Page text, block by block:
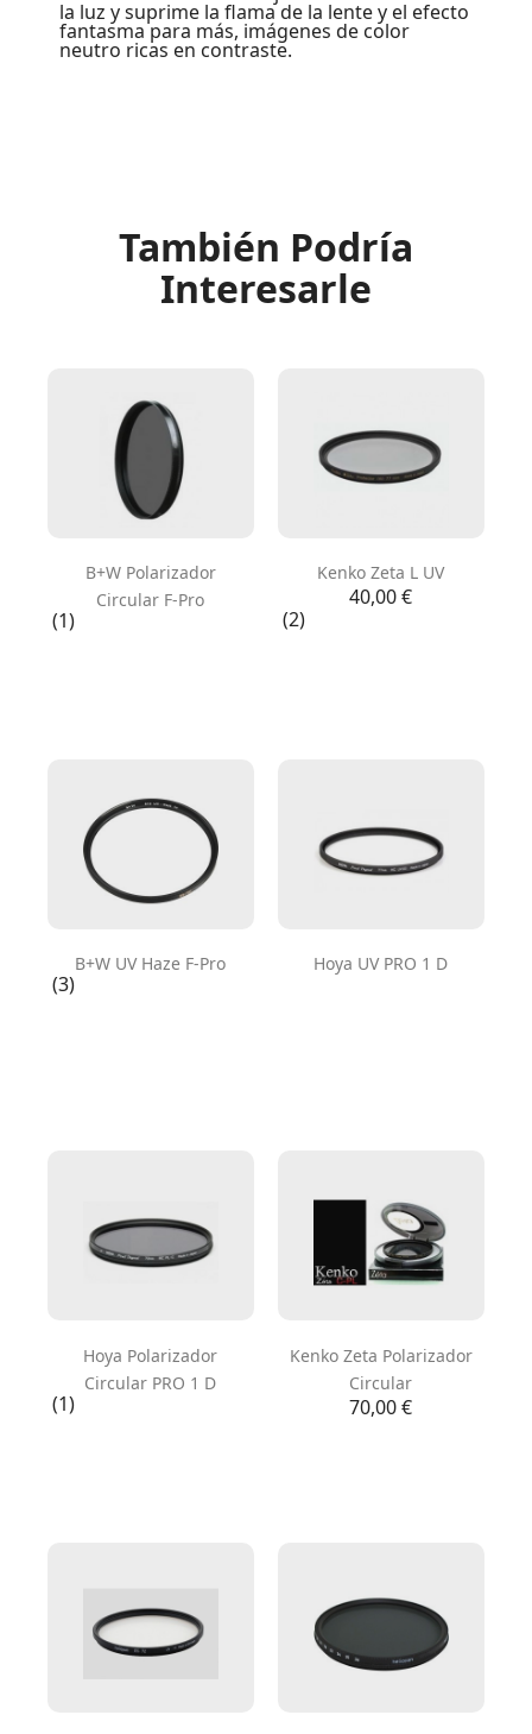
la luz y suprime la flama de la lente y el efecto
fantasma para más, imágenes de color
neutro ricas en contraste.
También Podría
Interesarle
B+W Polarizador
Circular F-Pro
(1)
Kenko Zeta L UV
Precio
40,00 €
(2)
B+W UV Haze F-Pro
(3)
Hoya UV PRO 1 D
Hoya Polarizador
Circular PRO 1 D
(1)
Kenko Zeta Polarizador
Circular
Precio
70,00 €